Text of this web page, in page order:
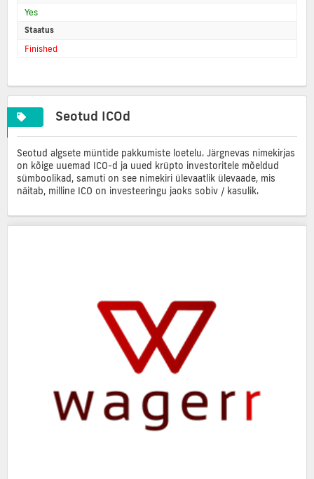
Yes
Staatus
Finished
Seotud ICOd
Seotud algsete müntide pakkumiste loetelu. Järgnevas nimekirjas
on kõige uuemad ICO-d ja uued krüpto investoritele mõeldud
sümboolikad, samuti on see nimekiri ülevaatlik ülevaade, mis
näitab, milline ICO on investeeringu jaoks sobiv / kasulik.